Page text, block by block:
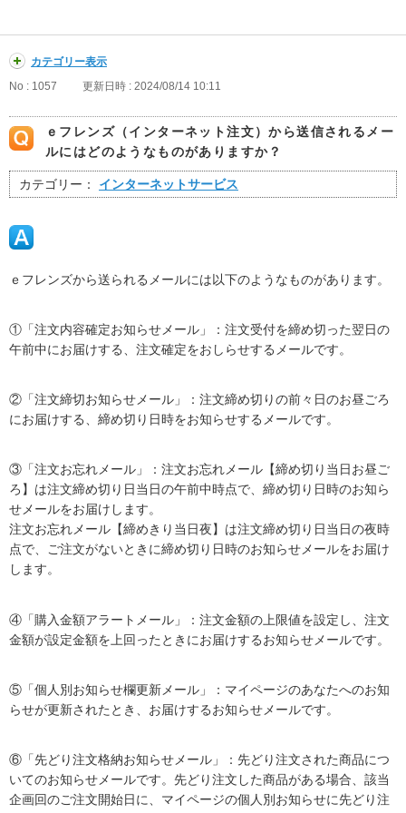
カテゴリー表示
No : 1057
更新日時 : 2024/08/14 10:11
ｅフレンズ（インターネット注文）から送信されるメー
ルにはどのようなものがありますか？
カテゴリー： インターネットサービス
ｅフレンズから送られるメールには以下のようなものがあります。
①「注文内容確定お知らせメール」：注文受付を締め切った翌日の
午前中にお届けする、注文確定をおしらせするメールです。
②「注文締切お知らせメール」：注文締め切りの前々日のお昼ごろ
にお届けする、締め切り日時をお知らせするメールです。
③「注文お忘れメール」：注文お忘れメール【締め切り当日お昼ご
ろ】は注文締め切り日当日の午前中時点で、締め切り日時のお知ら
せメールをお届けします。
注文お忘れメール【締めきり当日夜】は注文締め切り日当日の夜時
点で、ご注文がないときに締め切り日時のお知らせメールをお届け
します。
④「購入金額アラートメール」：注文金額の上限値を設定し、注文
金額が設定金額を上回ったときにお届けするお知らせメールです。
⑤「個人別お知らせ欄更新メール」：マイページのあなたへのお知
らせが更新されたとき、お届けするお知らせメールです。
⑥「先どり注文格納お知らせメール」：先どり注文された商品につ
いてのお知らせメールです。先どり注文した商品がある場合、該当
企画回のご注文開始日に、マイページの個人別お知らせに先どり注